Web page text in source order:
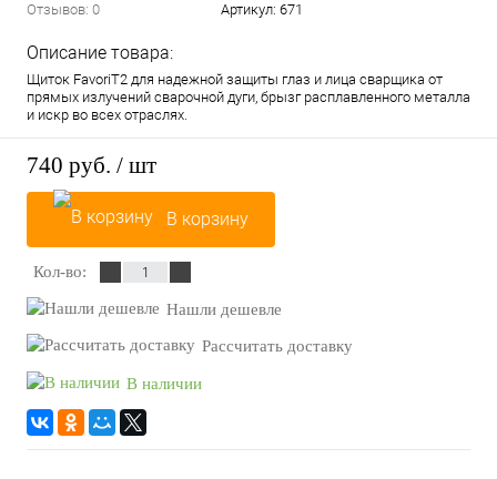
Отзывов: 0 Артикул: 671
Описание товара:
Щиток FavoriT2 для надежной защиты глаз и лица сварщика от
прямых излучений сварочной дуги, брызг расплавленного металла
и искр во всех отраслях.
740 руб. / шт
В корзину
Кол-во:
Нашли дешевле
Рассчитать доставку
В наличии